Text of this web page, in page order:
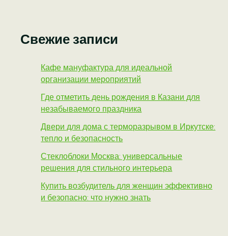
Свежие записи
Кафе мануфактура для идеальной
организации мероприятий
Где отметить день рождения в Казани для
незабываемого праздника
Двери для дома с терморазрывом в Иркутске:
тепло и безопасность
Стеклоблоки Москва: универсальные
решения для стильного интерьера
Купить возбудитель для женщин эффективно
и безопасно: что нужно знать